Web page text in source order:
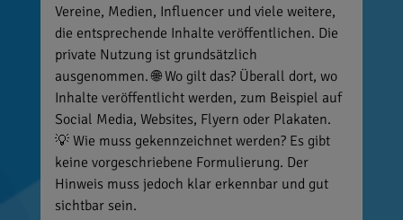
Vereine, Medien, Influencer und viele weitere,
die entsprechende Inhalte veröffentlichen. Die
private Nutzung ist grundsätzlich
ausgenommen. 🌐 Wo gilt das? Überall dort, wo
Inhalte veröffentlicht werden, zum Beispiel auf
Social Media, Websites, Flyern oder Plakaten.
💡 Wie muss gekennzeichnet werden? Es gibt
keine vorgeschriebene Formulierung. Der
Hinweis muss jedoch klar erkennbar und gut
sichtbar sein.